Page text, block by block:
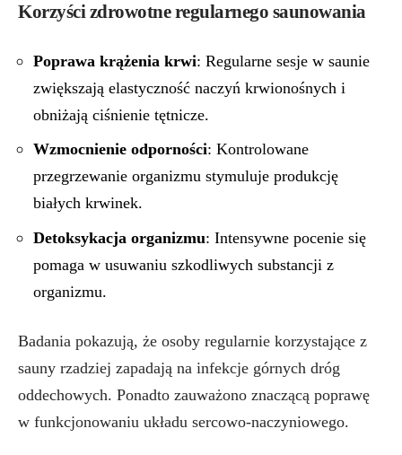
Korzyści zdrowotne regularnego saunowania
Poprawa krążenia krwi: Regularne sesje w saunie
zwiększają elastyczność naczyń krwionośnych i
obniżają ciśnienie tętnicze.
Wzmocnienie odporności: Kontrolowane
przegrzewanie organizmu stymuluje produkcję
białych krwinek.
Detoksykacja organizmu: Intensywne pocenie się
pomaga w usuwaniu szkodliwych substancji z
organizmu.
Badania pokazują, że osoby regularnie korzystające z
sauny rzadziej zapadają na infekcje górnych dróg
oddechowych. Ponadto zauważono znaczącą poprawę
w funkcjonowaniu układu sercowo-naczyniowego.